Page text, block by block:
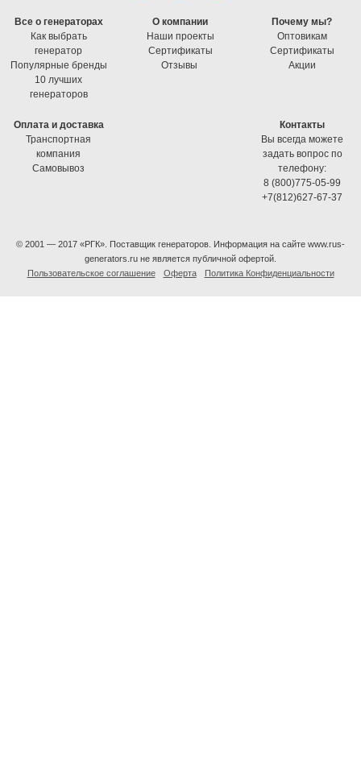
Все о генераторах
Как выбрать
генератор
Популярные бренды
10 лучших
генераторов
О компании
Наши проекты
Cертификаты
Отзывы
Почему мы?
Оптовикам
Cертификаты
Акции
Оплата и доставка
Транспортная
компания
Самовывоз
Контакты
Вы всегда можете
задать вопрос по
телефону:
8 (800)775-05-99
+7(812)627-67-37
© 2001 — 2017 «РГК». Поставщик генераторов. Информация на сайте www.rus-
generators.ru не является публичной офертой.
Пользовательское соглашение
Оферта Политика Конфиденциальности